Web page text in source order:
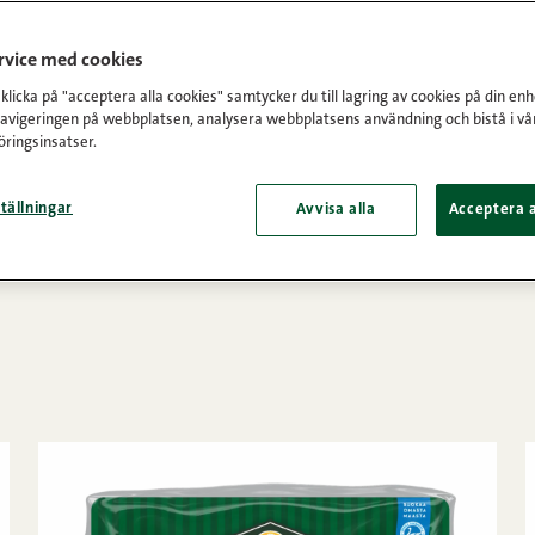
roll i den finländska matkulturen och har
Vi vill nämligen att alla ska få möjlighet att välja en
mindre tillsatsämnen. Utan att bortse från en
med cookies
på "acceptera alla cookies" samtycker du till lagring av cookies på din
på webbplatsen, analysera webbplatsens användning och bistå i
Avvisa alla Acceptera